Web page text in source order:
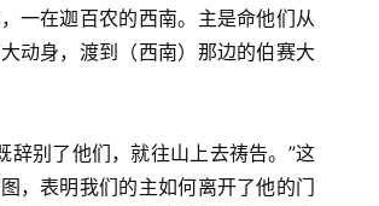
一在迦百农的西南。主是命他们从
动身，渡到（西南）那边的伯赛大
辞别了他们，就往山上去祷告。”这
，表明我们的主如何离开了他的门